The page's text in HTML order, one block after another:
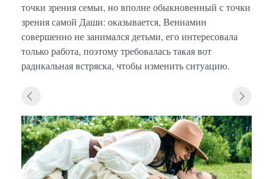
точки зрения семьи, но вполне обыкновенный с точки
зрения самой Даши: оказывается, Вениамин
совершенно не занимался детьми, его интересовала
только работа, поэтому требовалась такая вот
радикальная встряска, чтобы изменить ситуацию.